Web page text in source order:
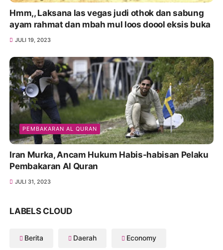
Hmm,, Laksana las vegas judi othok dan sabung
ayam rahmat dan mbah mul loos doool eksis buka
JULI 19, 2023
PEMBAKARAN AL QURAN
Iran Murka, Ancam Hukum Habis-habisan Pelaku
Pembakaran Al Quran
JULI 31, 2023
LABELS CLOUD
Berita Daerah Economy